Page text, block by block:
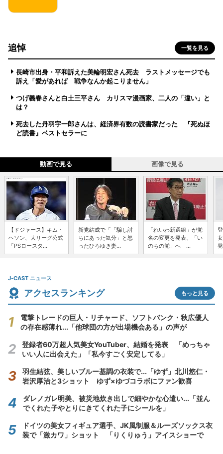
追悼 一覧を見る
長崎市出身・平和訴えた美輪明宏さん死去 ラストメッセージでも
訴え「愛があれば 戦争なんか起こりません」
つげ義春さんと白土三平さん カリスマ漫画家、二人の「違い」と
は？
死去した丹羽宇一郎さんは、経済界有数の読書家だった 『死ぬほ
ど読書』ベストセラーに
動画で見る 画像で見る
【ドジャース】キム・
ヘソン、大リーグ公式
「PSロースタ...
新党結成で「「騙し討
ちにあった気分」と怒
ったひろゆき妻...
「れいわ新選組」が党
名の変更を発表、「い
のちの党」へ ...
J-CAST ニュース
アクセスランキング もっと見る
電撃トレードの巨人・リチャード、ソフトバンク・秋広優人
の存在感薄れ...「他球団の方が出場機会ある」の声が
登録者60万超人気美女YouTuber、結婚を発表 「めっちゃ
いい人に出会えた」「私今すごく安定してる」
羽生結弦、美しいブルー基調の衣装で...「ゆず」北川悠仁・
岩沢厚治と3ショット ゆず×ゆづコラボにファン歓喜
ダレノガレ明美、被災地炊き出しで細やかな心遣い...「並ん
でくれた子やとりにきてくれた子にシールを」
ドイツの美女フィギュア選手、JK風制服＆ルーズソックス衣
装で「激カワ」ショット 「りくりゅう」アイスショーで